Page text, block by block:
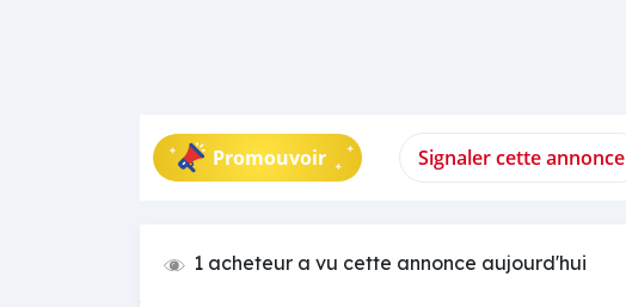
Promouvoir Signaler cette annonce
1 acheteur a vu cette annonce aujourd'hui